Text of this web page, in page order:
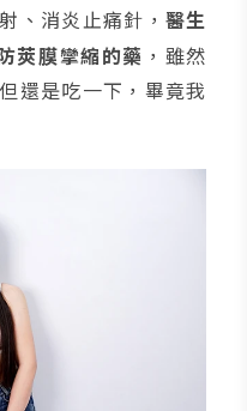
、消炎止痛針， 醫生
莢膜攣縮的藥 ，雖然
還是吃一下，畢竟我